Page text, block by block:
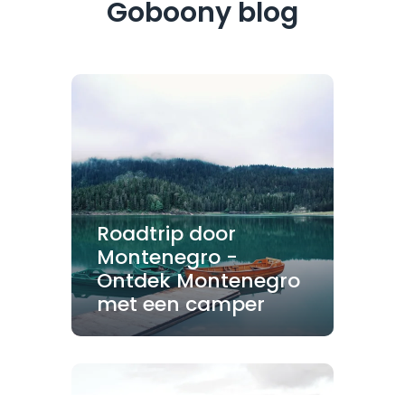
Goboony blog
Roadtrip door
Montenegro -
Ontdek Montenegro
met een camper